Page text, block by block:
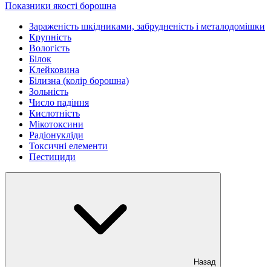
Показники якості борошна
Зараженість шкідниками, забрудненість і металодомішки
Крупність
Вологість
Білок
Клейковина
Білизна (колір борошна)
Зольність
Число падіння
Кислотність
Мікотоксини
Радіонукліди
Токсичні елементи
Пестициди
Назад